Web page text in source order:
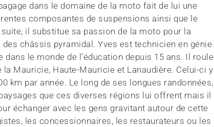
dans le domaine de la moto fait de lui une
composantes de suspensions ainsi que le
il substitue sa passion de la moto pour la
châssis pyramidal. Yves est technicien en génie
le monde de l’éducation depuis 15 ans. Il roule
Mauricie, Haute-Mauricie et Lanaudière. Celui-ci y
km par année. Le long de ses longues randonnées,
que ces diverses régions lui offrent mais il
échanger avec les gens gravitant autour de cette
les concessionnaires, les restaurateurs ou les